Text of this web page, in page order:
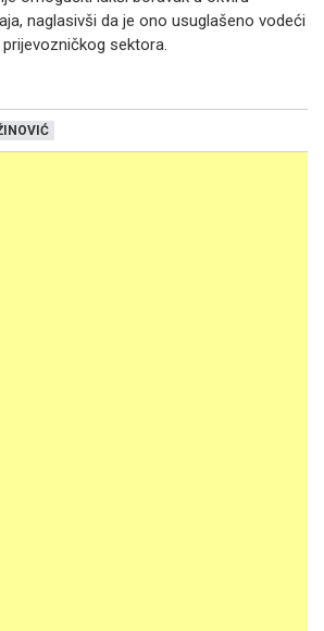
naglasivši da je ono usuglašeno vodeći
sektora.